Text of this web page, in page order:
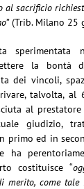
al sacrificio
” (Trib. Milano 25
la bontà
dei vincoli,
talvolta, al
al
giudizio,
primo ed in
ha
costituisce “
merito, come tale